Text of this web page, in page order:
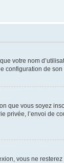
votre nom
de
que vous soyez
l’envoi de
vous ne resterez